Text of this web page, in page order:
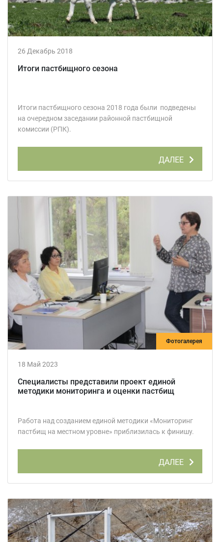
26 Декабрь 2018
Итоги пастбищного сезона
Итоги пастбищного сезона 2018 года были подведены
на очередном заседании районной пастбищной
комиссии (РПК).
ДАЛЕЕ
Фотогалерея
18 Май 2023
Специалисты представили проект единой
методики мониторинга и оценки пастбищ
Работа над созданием единой методики «Мониторинг
пастбищ на местном уровне» приблизилась к финишу.
ДАЛЕЕ